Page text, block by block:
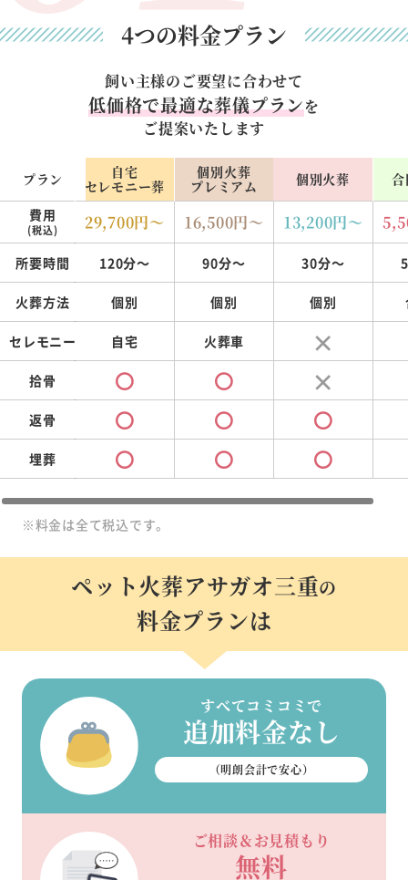
4つの料金プラン
飼い主様のご要望に合わせて
低価格で最適な葬儀プランを
ご提案いたします
プラン
自宅
セレモニー葬
個別火葬
プレミアム
個別火葬
費用
(税込) 29,700円～ 16,500円～ 13,200円～
所要時間 120分～ 90分～ 30分～
火葬方法 個別 個別 個別
セレモニー 自宅 火葬車
拾骨
返骨
埋葬
※料金は全て税込です。
ペット火葬アサガオ三重の
料金プランは
すべてコミコミで
追加料金なし
（明朗会計で安心）
ご相談＆お見積もり
無料